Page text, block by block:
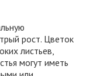
рост. Цветок
листьев,
могут иметь